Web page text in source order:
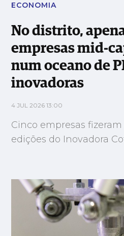
ECONOMIA
No distrito,
empresas mid-
num oceano de
inovadoras
4 JUL 2026 13:00
Cinco empresas
edições do Inovadora